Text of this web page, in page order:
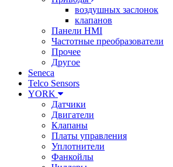
воздушных заслонок
клапанов
Панели HMI
Частотные преобразователи
Прочее
Другое
Seneca
Telco Sensors
YORK
Датчики
Двигатели
Клапаны
Платы управления
Уплотнители
Фанкойлы